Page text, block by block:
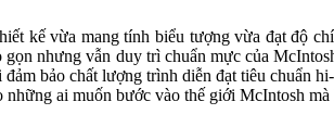
kế vừa mang tính biểu tượng vừa đạt độ
nhưng vẫn duy trì chuẩn mực của
bảo chất lượng trình diễn đạt tiêu chuẩn
ai muốn bước vào thế giới McIntosh